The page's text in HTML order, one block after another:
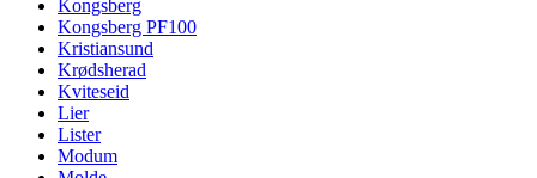
Kongsberg
Kongsberg PF100
Kristiansund
Krødsherad
Kviteseid
Lier
Lister
Modum